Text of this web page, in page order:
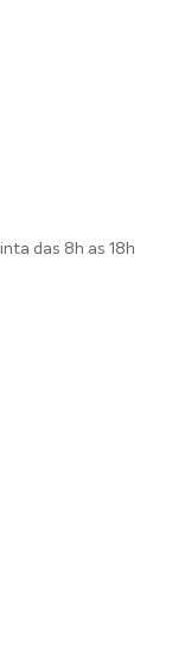
das 8h as 18h